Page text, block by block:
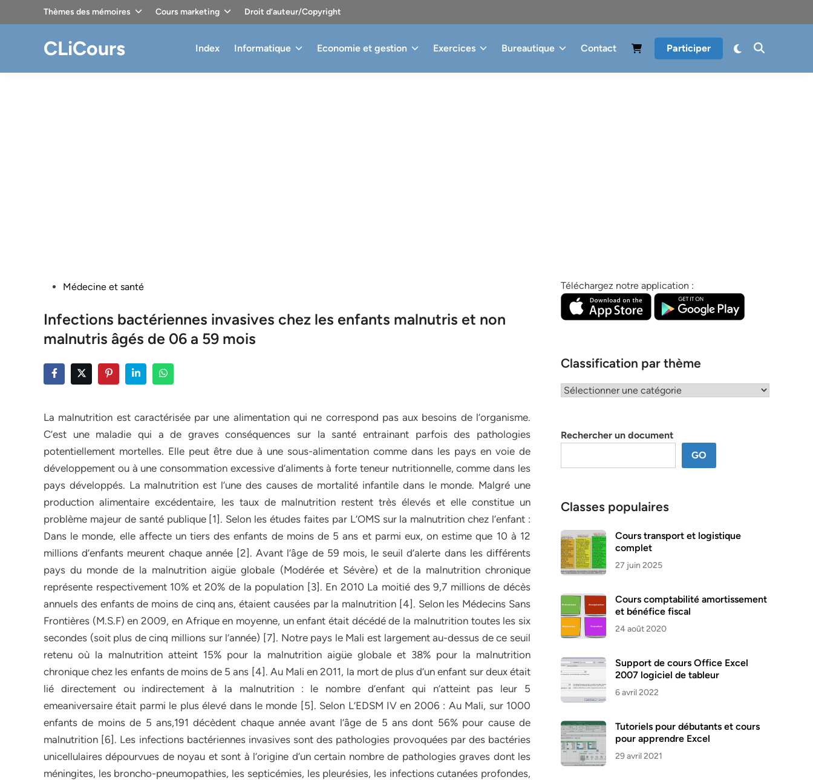
Thèmes des mémoires Cours marketing Droit d’auteur/Copyright
CLiCours Index Informatique Economie et gestion Exercices Bureautique Contact Participer
PostedMédecine et santé
Infections bactériennes invasives chez les enfants malnutris et non
malnutris âgés de 06 a 59 mois
La malnutrition est caractérisée par une alimentation qui ne correspond pas aux besoins de l’organisme.
C’est une maladie qui a de graves conséquences sur la santé entrainant parfois des pathologies
potentiellement mortelles. Elle peut être due à une sous-alimentation comme dans les pays en voie de
développement ou à une consommation excessive d’aliments à forte teneur nutritionnelle, comme dans les
pays développés. La malnutrition est l’une des causes de mortalité infantile dans le monde. Malgré une
production alimentaire excédentaire, les taux de malnutrition restent très élevés et elle constitue un
problème majeur de santé publique [1]. Selon les études faites par L’OMS sur la malnutrition chez l’enfant :
Dans le monde, elle affecte un tiers des enfants de moins de 5 ans et parmi eux, on estime que 10 à 12
millions d’enfants meurent chaque année [2]. Avant l’âge de 59 mois, le seuil d’alerte dans les différents
pays du monde de la malnutrition aigüe globale (Modérée et Sévère) et de la malnutrition chronique
représente respectivement 10% et 20% de la population [3]. En 2010 La moitié des 9,7 millions de décès
annuels des enfants de moins de cinq ans, étaient causées par la malnutrition [4]. Selon les Médecins Sans
Frontières (M.S.F) en 2009, en Afrique en moyenne, un enfant était décédé de la malnutrition toutes les six
secondes (soit plus de cinq millions sur l’année) [7]. Notre pays le Mali est largement au-dessus de ce seuil
retenu où la malnutrition atteint 15% pour la malnutrition aigüe globale et 38% pour la malnutrition
chronique chez les enfants de moins de 5 ans [4]. Au Mali en 2011, la mort de plus d’un enfant sur deux était
lié directement ou indirectement à la malnutrition : le nombre d’enfant qui n’atteint pas leur 5
emeaniversaire était parmi le plus élevé dans le monde [5]. Selon L’EDSM IV en 2006 : Au Mali, sur 1000
enfants de moins de 5 ans,191 décèdent chaque année avant l’âge de 5 ans dont 56% pour cause de
malnutrition [6]. Les infections bactériennes invasives sont des pathologies provoquées par des bactéries
unicellulaires dépourvues de noyau et sont à l’origine d’un certain nombre de pathologies graves dont les
méningites, les broncho-pneumopathies, les septicémies, les pleurésies, les infections cutanées profondes,
Téléchargez notre application :
Classification par thème
Classification
Rechercher un document
GO
Classes populaires
Cours transport et logistique
complet
27 juin 2025
Cours comptabilité amortissement
et bénéfice fiscal
24 août 2020
Support de cours Office Excel
2007 logiciel de tableur
6 avril 2022
Tutoriels pour débutants et cours
pour apprendre Excel
29 avril 2021